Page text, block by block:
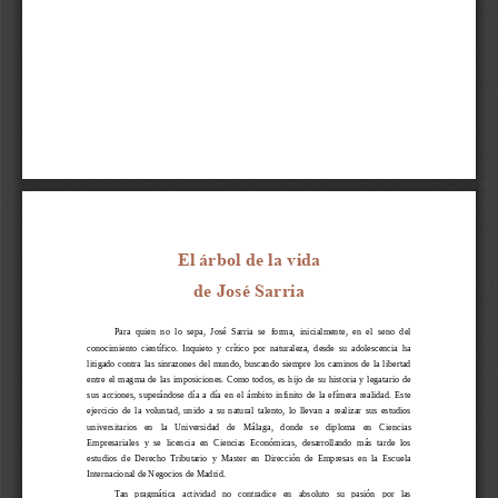
El árbol de la vida
de José Sarria
Para  quien  no  lo  sepa,  José  Sarria  se  forma,  inicialmente,  en  el  seno  del
conocimiento  científico.  Inquieto  y  crítico  por  naturaleza,  desde  su  adolescencia  ha
litigado  contra  las  sinrazones  del  mundo,  buscando  siempre  los  caminos  de  la  libertad
entre  el  magma  de  las  imposiciones.  Como  todos,  es  hijo  de  su  historia  y  legatario  de
sus  acciones,  superándose  día  a  día  en  el  ámbito  infinito  de  la  efímera  realidad.  Este
ejercicio  de  la  voluntad,  unido  a  su  natural  talento,  lo  llevan  a  realizar  sus  estudios
universitarios   en   la Universidad   de   Málaga ,   donde   se   diploma   en   Ciencias
Empresariales  y  se  licencia  en  Ciencias  Económicas,  desarrollando  más  tarde  los
estudios  de  Derecho  Tributario  y  Master  en  Dirección  de  Empresas  en  la  Escuela
Internacional de Negocios de Madrid.
Tan   pragmática   actividad   no   contradice   en   absoluto   su   pasión   por   las